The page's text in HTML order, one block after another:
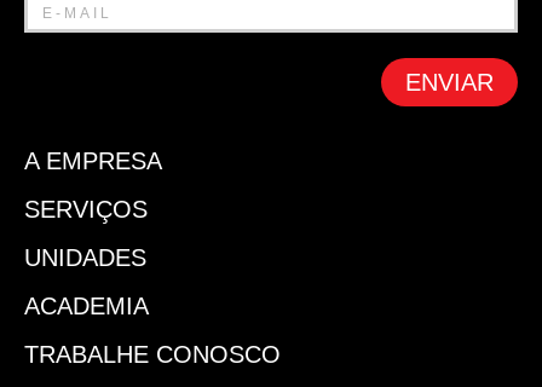
ENVIAR
A EMPRESA
SERVIÇOS
UNIDADES
ACADEMIA
TRABALHE CONOSCO